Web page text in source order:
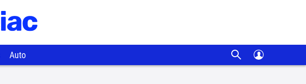
Auto